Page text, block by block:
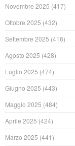
Novembre 2025 (417)
Ottobre 2025 (432)
Settembre 2025 (416)
Agosto 2025 (428)
Luglio 2025 (474)
Giugno 2025 (443)
Maggio 2025 (484)
Aprile 2025 (424)
Marzo 2025 (441)